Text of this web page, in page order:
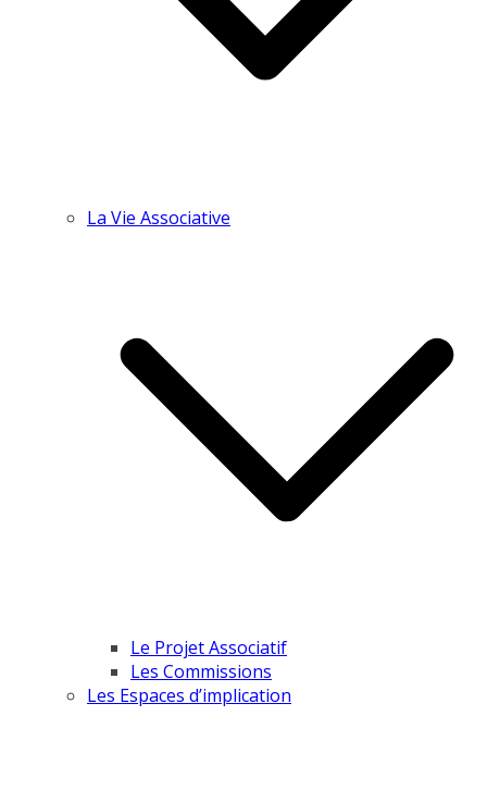
La Vie Associative
Le Projet Associatif
Les Commissions
Les Espaces d’implication